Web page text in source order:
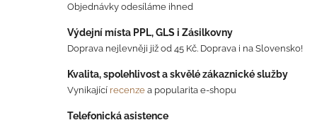
Objednávky odesíláme ihned
Výdejní místa PPL, GLS i Zásilkovny
Doprava nejlevněji již od 45 Kč. Doprava i na Slovensko!
Kvalita, spolehlivost a skvělé zákaznické služby
Vynikající recenze a popularita e-shopu
Telefonická asistence